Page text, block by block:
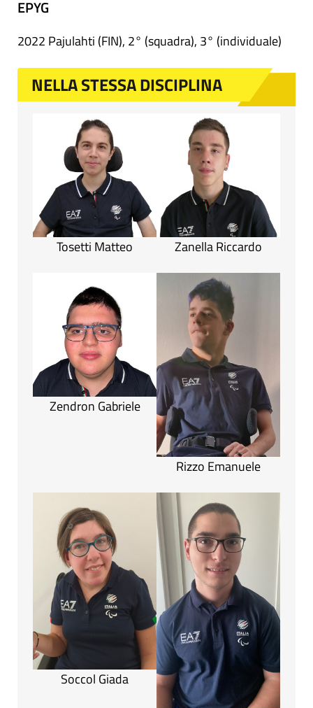
EPYG
2022 Pajulahti (FIN), 2° (squadra), 3° (individuale)
NELLA STESSA DISCIPLINA
Tosetti Matteo Zanella Riccardo
Zendron Gabriele
Rizzo Emanuele
Soccol Giada